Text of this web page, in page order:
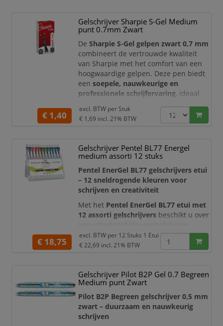
schrijven zonder uitlopen of vlekken.
Dit maakt de Sharpie S-Gel perfect voor
zowel links- als rechtshandig
Gelschrijver Sharpie S-Gel Medium
punt 0.7mm Zwart
DeSharpie S-Gel gelpen zwart 0,7 mm
combineert de vertrouwde kwaliteit
van Sharpie met het comfort van een
hoogwaardige gelpen. Deze pen biedt
eensoepele, nauwkeurige en
professionele schrijfervaring, ideaal
school of thuis.
schrijven zonder uitlopen of vegen. Dit
maakt de Sharpie S-Gel bijzonder
geschikt voor zowel links- als
rechtshand
€ 1,40
excl. BTW per Stuk
€ 1,69 incl. 21% BTW
Gelschrijver Pentel BL77 Energel
medium assorti 12 stuks
Pentel EnerGel BL77 gelschrijvers etui
– 12 sneldrogende kleuren voor
schrijven en creativiteit
Met het Pentel EnerGel BL77 etui met
12 assorti gelschrijvers beschikt u over
notities, kleurcodering, planningen en
creatieve toepassingen. De set bevat
bijzonder soepel over het papier vloeit
en snel droogt. Hierdoor schrijft u
comfortabel, helder
€ 18,75
excl. BTW per 12 Stuks 1 Etui
€ 22,69 incl. 21% BTW
Gelschrijver Pilot B2P Gel 0.7 Begreen
Medium punt Zwart
Pilot B2P Begreen gelschrijver 0,5 mm
zwart – duurzaam en nauwkeurig
schrijven